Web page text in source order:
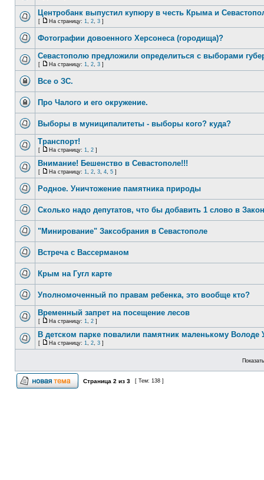
Центробанк выпустил купюру в честь Крыма и
[ На страницу: 1, 2, 3 ]
Фотографии довоенного Херсонеса (городища)?
Севастополю предложили определиться с выборами
[ На страницу: 1, 2, 3 ]
Все о ЗС.
Про Чалого и его окружение.
Выборы в муниципалитеты - выборы кого? куда?
Транспорт!
[ На страницу: 1, 2 ]
Внимание! Бешенство в Севастополе!!!
[ На страницу: 1, 2, 3, 4, 5 ]
Родное. Уничтожение памятника природы
Сколько надо депутатов, что бы добавить 1 слово в Закон
"Минирование" Заксобрания в Севастополе
Встреча с Вассерманом
Крым на Гугл карте
Уполномоченный по правам ребенка, это вообще кто?
Временный запрет на посещение лесов
[ На страницу: 1, 2 ]
В детском парке повалили памятник маленькому Володе
[ На страницу: 1, 2, 3 ]
Страница 2 из 3 [ Тем: 138 ]